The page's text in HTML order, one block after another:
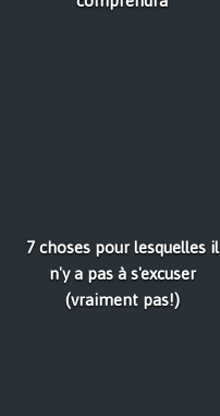
7 choses pour lesquelles il
n'y a pas à s'excuser
(vraiment pas!)